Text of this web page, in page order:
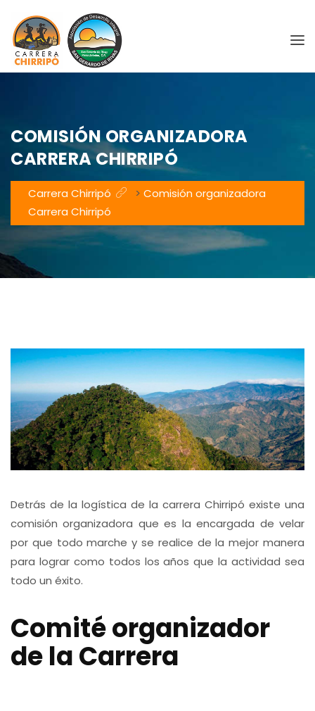
COMISIÓN ORGANIZADORA
CARRERA CHIRRIPÓ
Carrera Chirripó > Comisión organizadora
Carrera Chirripó
Detrás de la logística de la carrera Chirripó existe una
comisión organizadora que es la encargada de velar
por que todo marche y se realice de la mejor manera
para lograr como todos los años que la actividad sea
todo un éxito.
Comité organizador
de la Carrera